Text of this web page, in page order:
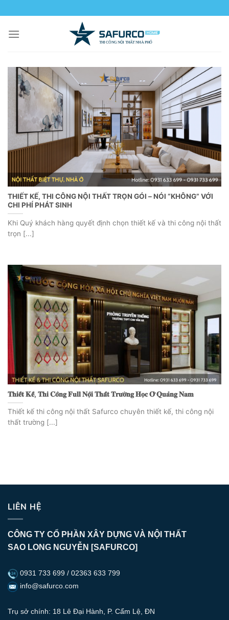
to
content
THIẾT KẾ, THI CÔNG NỘI THẤT TRỌN GÓI – NÓI “KHÔNG” VỚI
CHI PHÍ PHÁT SINH
Khi Quý khách hàng quyết định chọn thiết kế và thi công nội thất
trọn [...]
𝐓𝐡𝐢𝐞̂́𝐭 𝐊𝐞̂́, 𝐓𝐡𝐢 𝐂𝐨̂𝐧𝐠 𝐅𝐮𝐥𝐥 𝐍𝐨̣̂𝐢 𝐓𝐡𝐚̂́𝐭 𝐓𝐫𝐮̛𝐨̛̀𝐧𝐠 𝐇𝐨̣𝐜 𝐎̛̉ 𝐐𝐮𝐚̉𝐧𝐠 𝐍𝐚𝐦
Thiết kế thi công nội thất Safurco chuyên thiết kế, thi công nội
thất trường [...]
LIÊN HỆ
CÔNG TY CỔ PHẦN XÂY DỰNG VÀ NỘI THẤT
SAO LONG NGUYỄN [SAFURCO]
0931 733 699 / 02363 633 799
info@safurco.com
Trụ sở chính: 18 Lê Đại Hành, P. Cẩm Lệ, ĐN